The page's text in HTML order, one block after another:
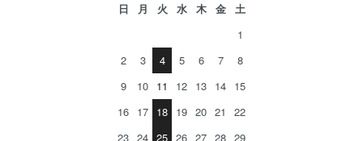
日 月 火 水 木 金
土
1
2
3 4 5 6 7
8
9
10 11 12 13 14 15
16 17 18 19 20 21
22
23 24 25 26 27 28 29